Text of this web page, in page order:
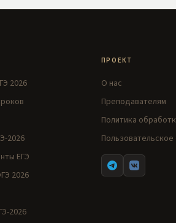
2026
2026
ЕГЭ
2026
2026
ПРОЕКТ
О нас
Преподавателям
Политика